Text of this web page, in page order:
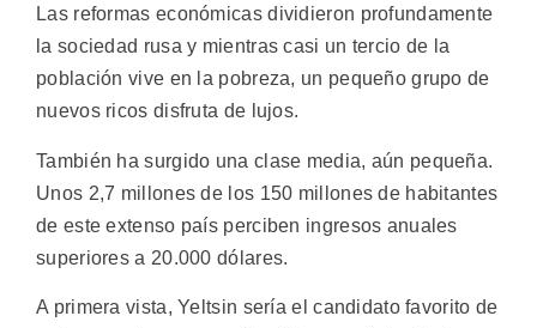
Las reformas económicas dividieron profundamente
la sociedad rusa y mientras casi un tercio de la
población vive en la pobreza, un pequeño grupo de
nuevos ricos disfruta de lujos.
También ha surgido una clase media, aún pequeña.
Unos 2,7 millones de los 150 millones de habitantes
de este extenso país perciben ingresos anuales
superiores a 20.000 dólares.
A primera vista, Yeltsin sería el candidato favorito de